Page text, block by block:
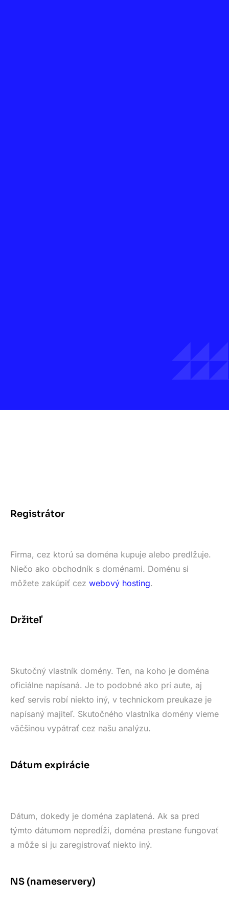
Registrátor
Firma, cez ktorú sa doména kupuje alebo predlžuje.
Niečo ako obchodník s doménami. Doménu si
môžete zakúpiť cez webový hosting.
Držiteľ
Skutočný vlastník domény. Ten, na koho je doména
oficiálne napísaná. Je to podobné ako pri aute, aj
keď servis robí niekto iný, v technickom preukaze je
napísaný majiteľ. Skutočného vlastníka domény vieme
väčšinou vypátrať cez našu analýzu.
Dátum expirácie
Dátum, dokedy je doména zaplatená. Ak sa pred
týmto dátumom nepredĺži, doména prestane fungovať
a môže si ju zaregistrovať niekto iný.
NS (nameservery)